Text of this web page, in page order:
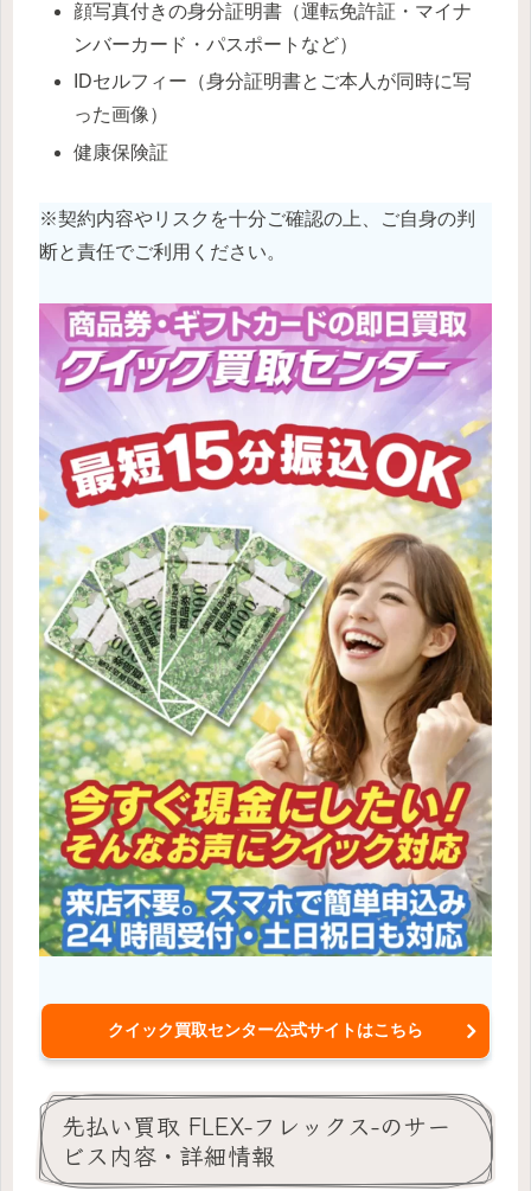
顔写真付きの身分証明書（運転免許証・マイナ
ンバーカード・パスポートなど）
IDセルフィー（身分証明書とご本人が同時に写
った画像）
健康保険証
※契約内容やリスクを十分ご確認の上、ご自身の判
断と責任でご利用ください。
クイック買取センター公式サイトはこちら
先払い買取 FLEX-フレックス-のサー
ビス内容・詳細情報